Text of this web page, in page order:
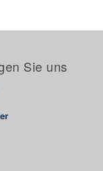
Sie uns